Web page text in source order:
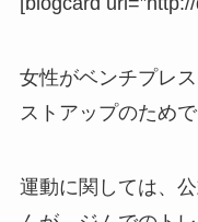
女性がベンチプレ
ストアップのため
運動に関しては、